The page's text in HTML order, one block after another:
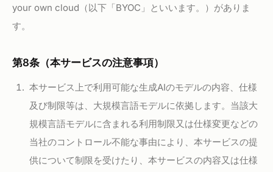
your own cloud（以下「BYOC」といいます。）がありま
す。
第8条（本サービスの注意事項）
本サービス上で利用可能な生成AIのモデルの内容、仕様
及び制限等は、大規模言語モデルに依拠します。当該大
規模言語モデルに含まれる利用制限又は仕様変更などの
当社のコントロール不能な事由により、本サービスの提
供について制限を受けたり、本サービスの内容又は仕様